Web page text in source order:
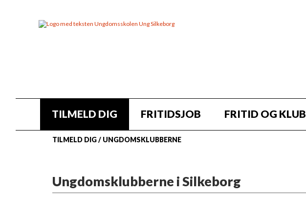
TILMELD DIG FRITIDSJOB FRITID OG KLUB
TILMELD DIG/ UNGDOMSKLUBBERNE
Ungdomsklubberne i Silkeborg